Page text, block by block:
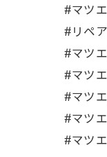
#マツ
#リペ
#マツ
#マツ
#マツ
#マツ
#マツ